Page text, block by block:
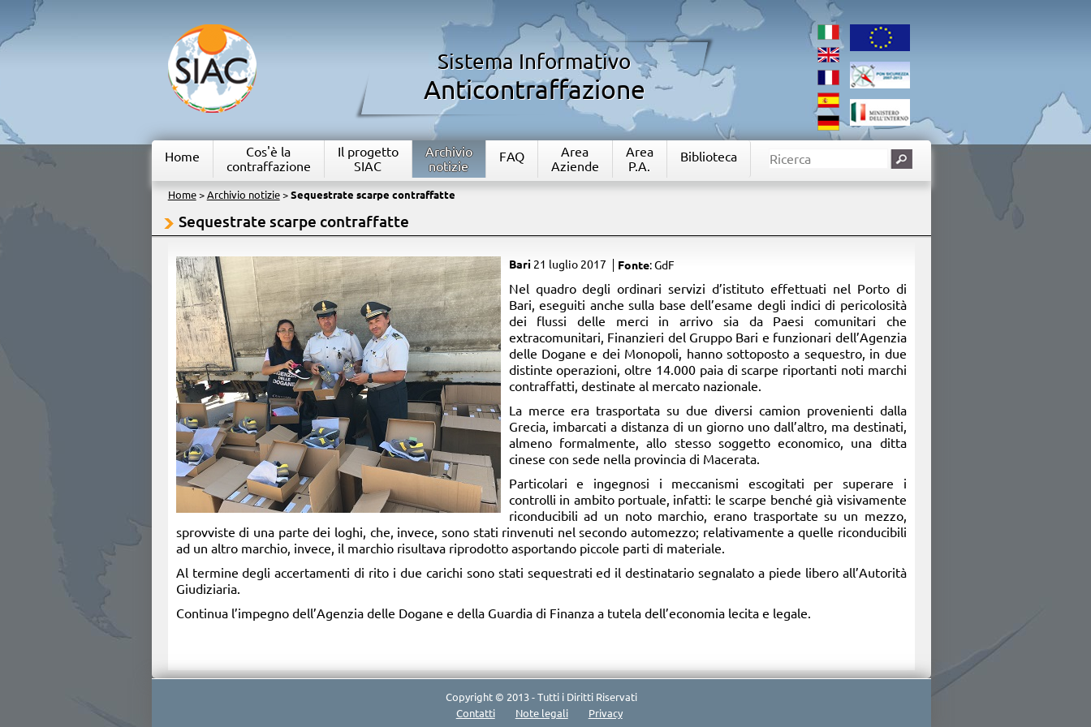
Sistema Informativo
Anticontraffazione
Home
Cos'è la
contraffazione
Il progetto
SIAC
Archivio
notizie
FAQ
Area
Aziende
Area
P.A.
Biblioteca
Home> Archivio notizie> Sequestrate scarpe contraffatte
Sequestrate scarpe contraffatte
Bari 21 luglio 2017 Fonte: GdF
​Nel quadro degli ordinari servizi d’istituto effettuati nel Porto di
Bari, eseguiti anche sulla base dell’esame degli indici di pericolosità
dei flussi delle merci in arrivo sia da Paesi comunitari che
extracomunitari, Finanzieri del Gruppo Bari e funzionari dell’Agenzia
delle Dogane e dei Monopoli, hanno sottoposto a sequestro, in due
distinte operazioni, oltre 14.000 paia di scarpe riportanti noti marchi
contraffatti, destinate al mercato nazionale.
La merce era trasportata su due diversi camion provenienti dalla
Grecia, imbarcati a distanza di un giorno uno dall’altro, ma destinati,
almeno formalmente, allo stesso soggetto economico, una ditta
cinese con sede nella provincia di Macerata.
Particolari e ingegnosi i meccanismi escogitati per superare i
controlli in ambito portuale, infatti: le scarpe benché già visivamente
riconducibili ad un noto marchio, erano trasportate su un mezzo,
sprovviste di una parte dei loghi, che, invece, sono stati rinvenuti nel secondo automezzo; relativamente a quelle riconducibili
ad un altro marchio, invece, il marchio risultava riprodotto asportando piccole parti di materiale.
Al termine degli accertamenti di rito i due carichi sono stati sequestrati ed il destinatario segnalato a piede libero all’Autorità
Giudiziaria.
Continua l’impegno dell’Agenzia delle Dogane e della Guardia di Finanza a tutela dell’economia lecita e legale.
Copyright © 2013 - Tutti i Diritti Riservati
Contatti
Note legali Privacy